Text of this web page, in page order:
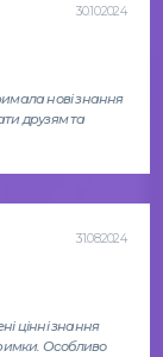
30.10.2024
нові знання
друзям та
31.08.2024
цінні знання
Особливо